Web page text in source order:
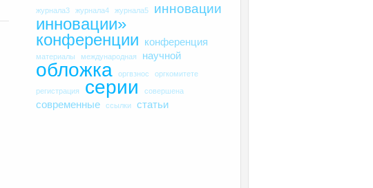
журнала3
журнала4 журнала5 инновации
инновации»
конференции
конференция
материалы международная научной
обложка оргвзнос оргкомитете
регистрация серии совершена
современные ссылки статьи